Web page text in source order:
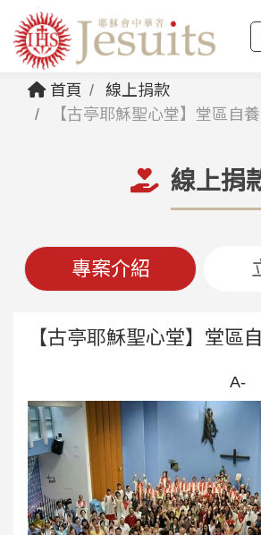
首頁
線上捐款
【古亭耶穌聖心堂】堂區自養
線上捐
專案介紹
【古亭耶穌聖心堂】堂區
A-